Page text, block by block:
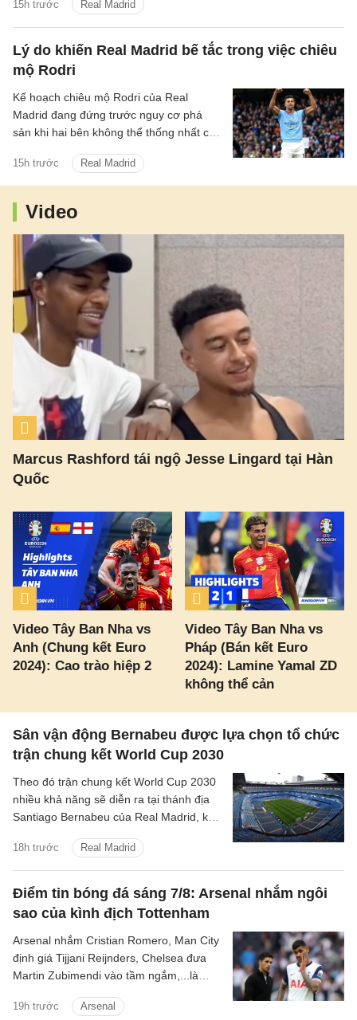
15h trước Real Madrid
Madrid.
Lý do khiến Real Madrid bế tắc trong việc chiêu
mộ Rodri
15h trước Real Madrid
Kế hoạch chiêu mộ Rodri của Real
Madrid đang đứng trước nguy cơ phá
sản khi hai bên không thể thống nhất các
nhượng.
Video
Marcus Rashford tái ngộ Jesse Lingard tại Hàn
Quốc
Video Tây Ban Nha vs
Anh (Chung kết Euro
2024): Cao trào hiệp 2
Video Tây Ban Nha vs
Pháp (Bán kết Euro
2024): Lamine Yamal ZD
không thể cản
Sân vận động Bernabeu được lựa chọn tổ chức
trận chung kết World Cup 2030
18h trước Real Madrid
Theo đó trận chung kết World Cup 2030
nhiều khả năng sẽ diễn ra tại thánh địa
Santiago Bernabeu của Real Madrid, kết
quốc gia đồng chủ nhà.
Điểm tin bóng đá sáng 7/8: Arsenal nhắm ngôi
sao của kình địch Tottenham
19h trước Arsenal
Arsenal nhắm Cristian Romero, Man City
định giá Tijjani Reijnders, Chelsea đưa
Martin Zubimendi vào tầm ngắm,...là
tin bóng đá sáng 31/7.